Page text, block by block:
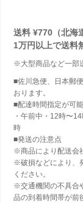
送料 ¥770（北海
1万円以上で送料
※大型商品など一部
■佐川急便、日本郵
おります。
■配達時間指定が可
・午前中・12時〜
時
■発送の注意点
※商品により配送会
※破損などにより、
ください。
※交通機関の不具合
品の到着時間帯が前